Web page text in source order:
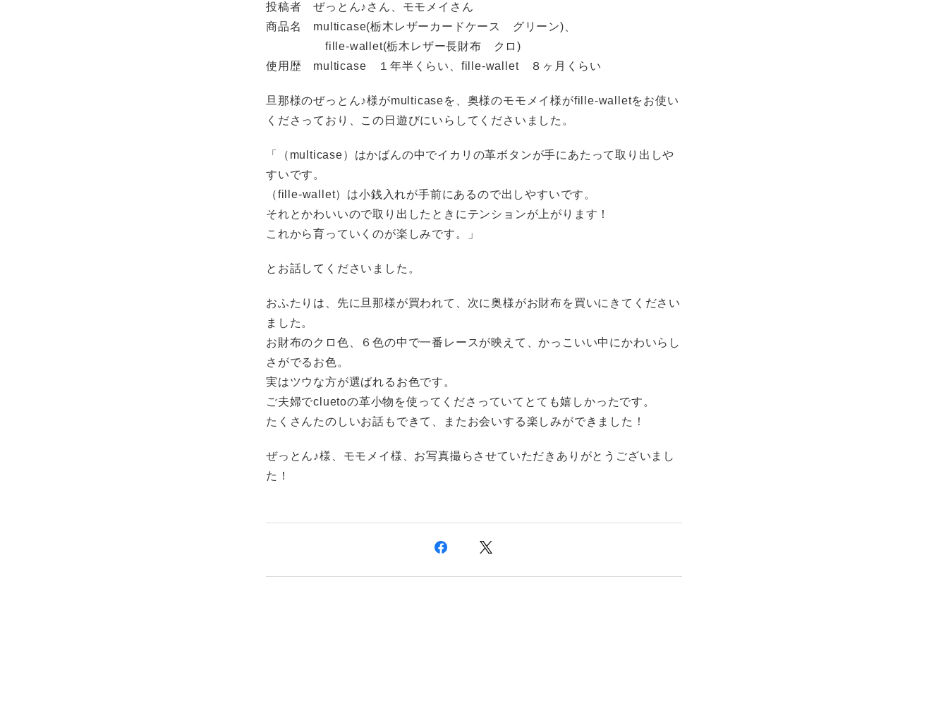
投稿者 ぜっとん♪さん、モモメイさん
商品名 multicase(栃木レザーカードケース グリーン)、
fille-wallet(栃木レザー長財布 クロ)
使用歴 multicase １年半くらい、fille-wallet ８ヶ月くらい
旦那様のぜっとん♪様がmulticaseを、奥様のモモメイ様がfille-walletをお使い
くださっており、この日遊びにいらしてくださいました。
「（multicase）はかばんの中でイカリの革ボタンが手にあたって取り出しや
すいです。
（fille-wallet）は小銭入れが手前にあるので出しやすいです。
それとかわいいので取り出したときにテンションが上がります！
これから育っていくのが楽しみです。」
とお話してくださいました。
おふたりは、先に旦那様が買われて、次に奥様がお財布を買いにきてください
ました。
お財布のクロ色、６色の中で一番レースが映えて、かっこいい中にかわいらし
さがでるお色。
実はツウな方が選ばれるお色です。
ご夫婦でcluetoの革小物を使ってくださっていてとても嬉しかったです。
たくさんたのしいお話もできて、またお会いする楽しみができました！
ぜっとん♪様、モモメイ様、お写真撮らさせていただきありがとうございまし
た！